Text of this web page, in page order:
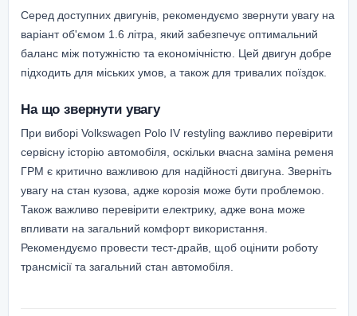
Серед доступних двигунів, рекомендуємо звернути увагу на
варіант об'ємом 1.6 літра, який забезпечує оптимальний
баланс між потужністю та економічністю. Цей двигун добре
підходить для міських умов, а також для тривалих поїздок.
На що звернути увагу
При виборі Volkswagen Polo IV restyling важливо перевірити
сервісну історію автомобіля, оскільки вчасна заміна ременя
ГРМ є критично важливою для надійності двигуна. Зверніть
увагу на стан кузова, адже корозія може бути проблемою.
Також важливо перевірити електрику, адже вона може
впливати на загальний комфорт використання.
Рекомендуємо провести тест-драйв, щоб оцінити роботу
трансмісії та загальний стан автомобіля.